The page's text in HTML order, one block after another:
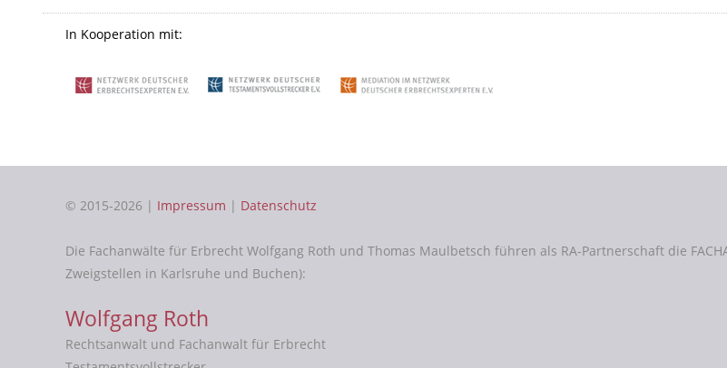
In Kooperation mit:
© 2015-2026 | Impressum | Datenschutz
Die Fachanwälte für Erbrecht Wolfgang Roth und Thomas Maulbetsch führen als RA-Partnerschaft die
Zweigstellen in Karlsruhe und Buchen):
Wolfgang Roth
Rechtsanwalt und Fachanwalt für Erbrecht